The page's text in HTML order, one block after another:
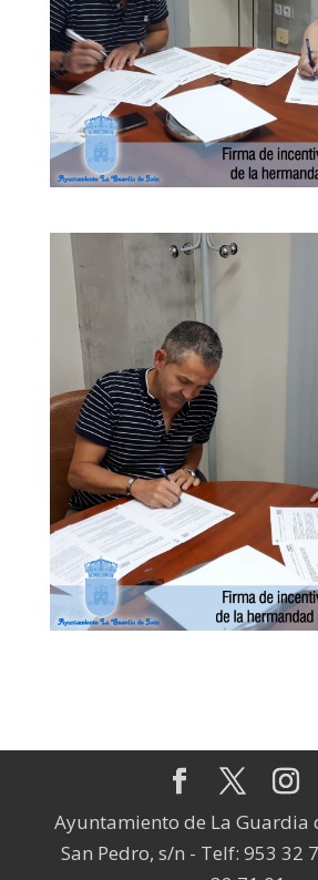
Ayuntamiento de La Guardia
San Pedro, s/n - Telf: 953 32